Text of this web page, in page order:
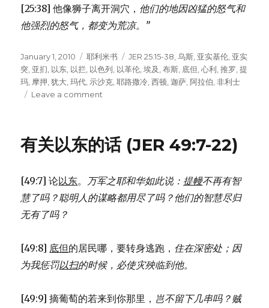
[25:38] 他像狮子离开洞穴， 他们的地因凶猛的怒气和
他强烈的怒气，都变为荒凉。”
Posted
on
January 1, 2010 Categories
耶利米书 Tags
JER 25:15-38 ,乌斯 亚实基伦 亚实
突 亚扪 以东 以拦 以色列 以革伦 ,埃及 ,布斯 底但 ,心利 ,推罗 ,提
玛 摩押 ,犹大 ,玛代 示沙克 ,耶路撒冷 ,西顿 ,迦萨 ,阿拉伯 ,非利士
Leave a comment
列
25:15-
38)
有关以东的话 (JER 49:7-22)
[49:7] 论以东。 万军之耶和华如此说： 提幔不再有智
慧了吗？聪明人的谋略都用尽了吗？他们的智慧尽归
无有了吗？
[49:8] 底但的居民哪，要转身逃跑， 住在深密处； 因
为我惩罚以扫的时候， 必使灾殃临到他。
[49:9] 摘葡萄的若来到你那里， 岂不留下几串吗？贼